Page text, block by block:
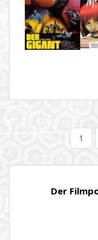
BEITRÄGE
1
Der